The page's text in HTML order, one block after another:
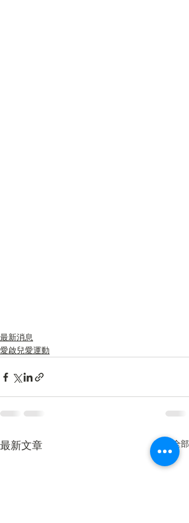
最新消息
愛啟兒愛運動
最新文章 查看全部